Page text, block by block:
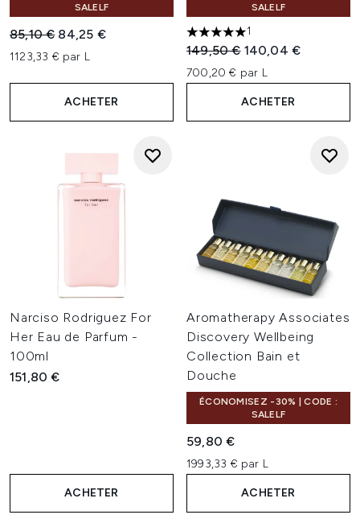
SALELF
Prix de vente :
85,10 € Prix ​​actuel :
84,25 €
1123,33 € par L
ACHETER
SALELF
5 étoiles sur un maximum de
1
Prix de vente :
149,50 € Prix ​​actuel :
140,04 €
700,20 € par L
ACHETER
Narciso Rodriguez For
Her Eau de Parfum -
100ml
151,80 €
ACHETER
Aromatherapy Associates
Discovery Wellbeing
Collection Bain et
Douche
ÉCONOMISEZ -30% | CODE :
SALELF
59,80 €
1993,33 € par L
ACHETER